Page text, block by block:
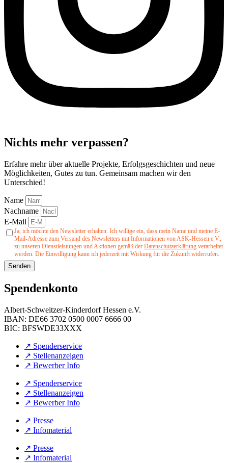
Nichts mehr verpassen?
Erfahre mehr über aktuelle Projekte, Erfolgsgeschichten und neue
Möglichkeiten, Gutes zu tun. Gemeinsam machen wir den
Unterschied!
Name
Nachname
E-Mail
Ja, ich möchte den Newsletter erhalten. Ich willige ein, dass mein Name und meine E-
Mail-Adresse zum Versand des Newsletters mit Informationen von ASK-Hessen e.V.,
zu unseren Dienstleistungen und Aktionen gemäß der Datenschutzerklärung verarbeitet
werden. Die Einwilligung kann ich jederzeit mit Wirkung für die Zukunft widerrufen.
Senden
Spendenkonto
Albert-Schweitzer-Kinderdorf Hessen e.V.
IBAN: DE66 3702 0500 0007 6666 00
BIC: BFSWDE33XXX
↗︎ Spenderservice
↗︎ Stellenanzeigen
↗︎ Bewerber Info
↗︎ Spenderservice
↗︎ Stellenanzeigen
↗︎ Bewerber Info
↗︎ Presse
↗︎ Infomaterial
↗︎ Presse
↗︎ Infomaterial